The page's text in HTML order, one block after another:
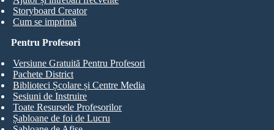
Storyboard Creator
Cum se imprimă
Pentru Profesori
Versiune Gratuită Pentru Profesori
Pachete District
Biblioteci Școlare și Centre Media
Sesiuni de Instruire
Toate Resursele Profesorilor
Șabloane de foi de Lucru